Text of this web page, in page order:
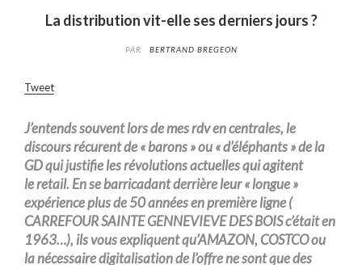
La distribution vit-elle ses derniers jours ?
PAR BERTRAND BREGEON
Tweet
J’entends souvent lors de mesrdven centrales, le
discoursrécurentde « barons » ou « d’éléphants» dela
GDqui justifie les révolutions actuelles qui agitent
leretail. En sebarricadantderrière leur « longue »
expérience plus de 50 années en première ligne(
CARREFOURSAINTE GENNEVIEVE DES BOISc’étaiten
1963…), ils vous expliquent qu’AMAZON, COSTCO ou
lanécessairedigitalisationde l’offre ne sont que des